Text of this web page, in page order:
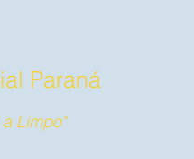
Paraná
Limpo"